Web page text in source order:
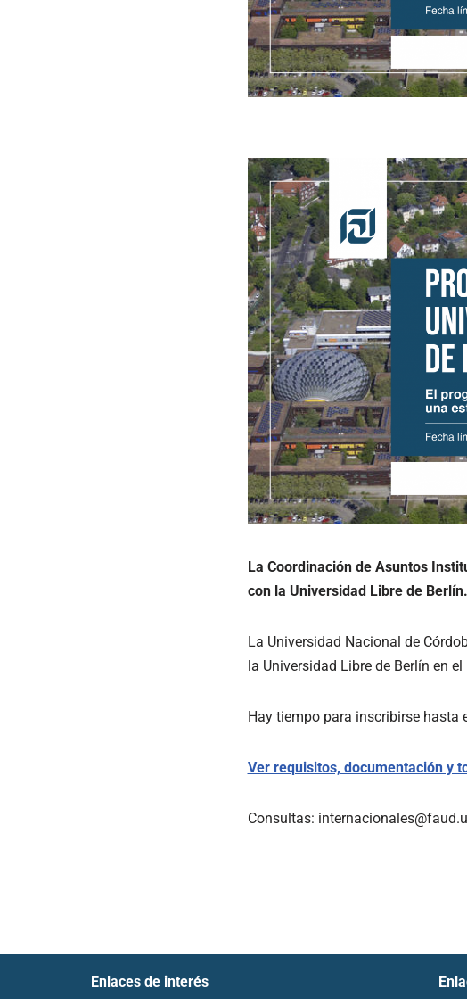
La Coordinación de Asuntos
con la Universidad Libre de Berlín.
La Universidad Nacional de
la Universidad Libre de Berlín en
Hay tiempo para inscribirse hasta
Ver requisitos, documentación y
Consultas:
Enlaces de interés